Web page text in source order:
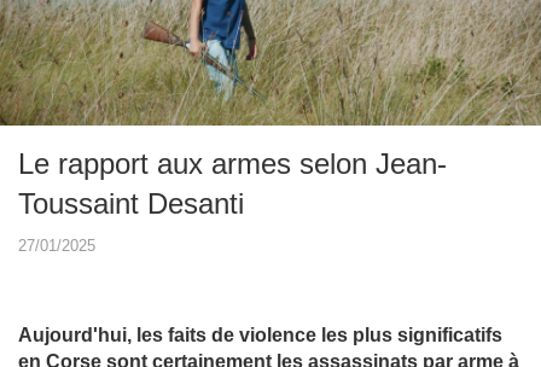
Le rapport aux armes selon Jean-
Toussaint Desanti
27/01/2025
Aujourd'hui, les faits de violence les plus significatifs
en Corse sont certainement les assassinats par arme à